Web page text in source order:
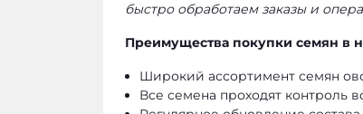
быстро обработаем заказы и
Преимущества покупки семян в
Широкий ассортимент семян
Все семена проходят контроль